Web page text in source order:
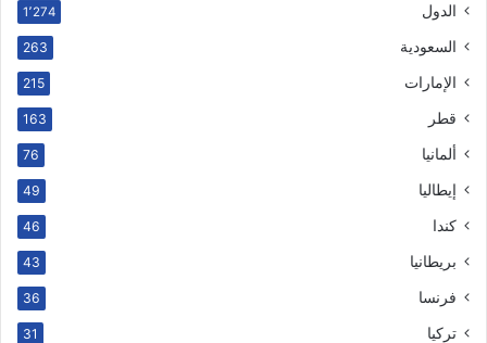
الدول 1٬274
السعودية 263
الإمارات 215
قطر 163
ألمانيا 76
إيطاليا 49
كندا 46
بريطانيا 43
فرنسا 36
تركيا 31